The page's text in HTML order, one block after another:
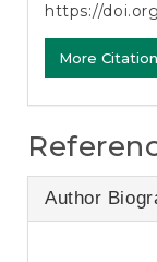
https://
More
Author